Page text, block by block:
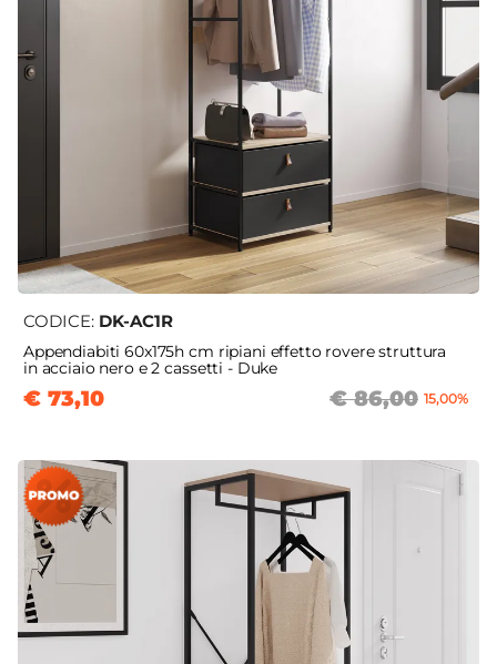
CODICE: DK-AC1R
Appendiabiti 60x175h cm ripiani effetto rovere struttura
in acciaio nero e 2 cassetti - Duke
€ 73,10 € 86,00 15,00%